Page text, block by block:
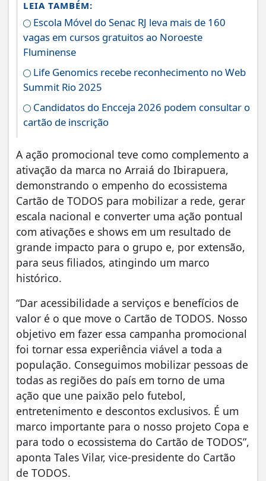
LEIA TAMBÉM:
Escola Móvel do Senac RJ leva mais de 160
vagas em cursos gratuitos ao Noroeste
Fluminense
Life Genomics recebe reconhecimento no Web
Summit Rio 2025
Candidatos do Encceja 2026 podem consultar o
cartão de inscrição
A ação promocional teve como complemento a
ativação da marca no Arraiá do Ibirapuera,
demonstrando o empenho do ecossistema
Cartão de TODOS para mobilizar a rede, gerar
escala nacional e converter uma ação pontual
com ativações e shows em um resultado de
grande impacto para o grupo e, por extensão,
para seus filiados, atingindo um marco
histórico.
“Dar acessibilidade a serviços e benefícios de
valor é o que move o Cartão de TODOS. Nosso
objetivo em fazer essa campanha promocional
foi tornar essa experiência viável a toda a
população. Conseguimos mobilizar pessoas de
todas as regiões do país em torno de uma
ação que une paixão pelo futebol,
entretenimento e descontos exclusivos. É um
marco importante para o nosso projeto Copa e
para todo o ecossistema do Cartão de TODOS”,
aponta Tales Vilar, vice-presidente do Cartão
de TODOS.